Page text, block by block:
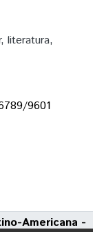
, literatura,
9601
Americana -